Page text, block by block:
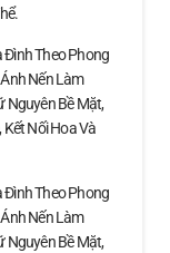
Đình Theo Phong
Nến Làm
Nguyên Bề Mặt,
Nối Hoa Và
Đình Theo Phong
Nến Làm
Nguyên Bề Mặt,